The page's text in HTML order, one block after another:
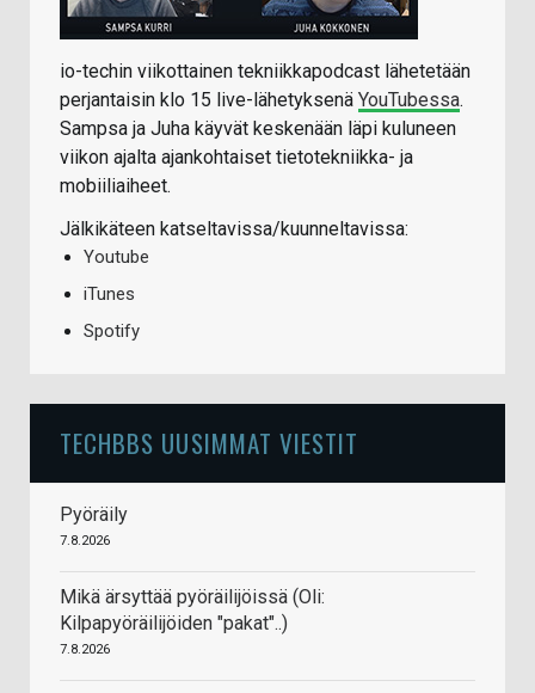
io-techin viikottainen tekniikkapodcast lähetetään
perjantaisin klo 15 live-lähetyksenä YouTubessa.
Sampsa ja Juha käyvät keskenään läpi kuluneen
viikon ajalta ajankohtaiset tietotekniikka- ja
mobiiliaiheet.
Jälkikäteen katseltavissa/kuunneltavissa:
Youtube
iTunes
Spotify
TECHBBS UUSIMMAT VIESTIT
Pyöräily
7.8.2026
Mikä ärsyttää pyöräilijöissä (Oli:
Kilpapyöräilijöiden "pakat"..)
7.8.2026